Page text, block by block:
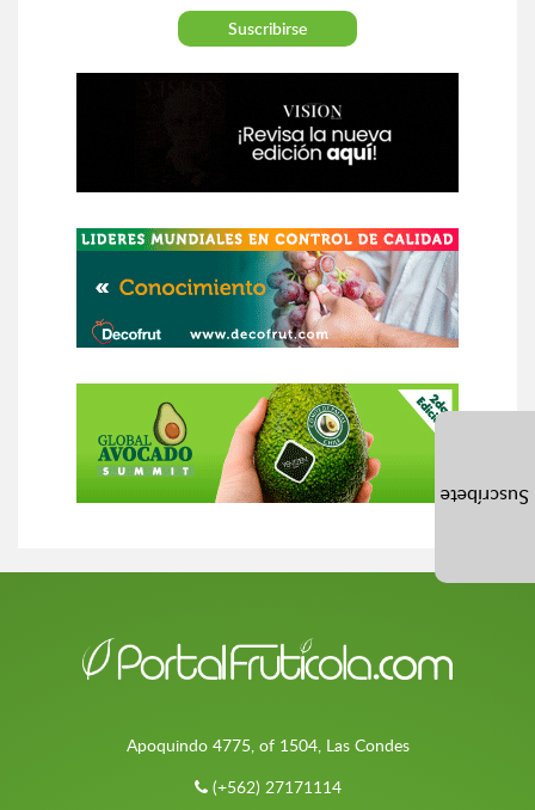
Apoquindo 4775, of 1504, Las Condes
(+562) 27171114
Suscríbete